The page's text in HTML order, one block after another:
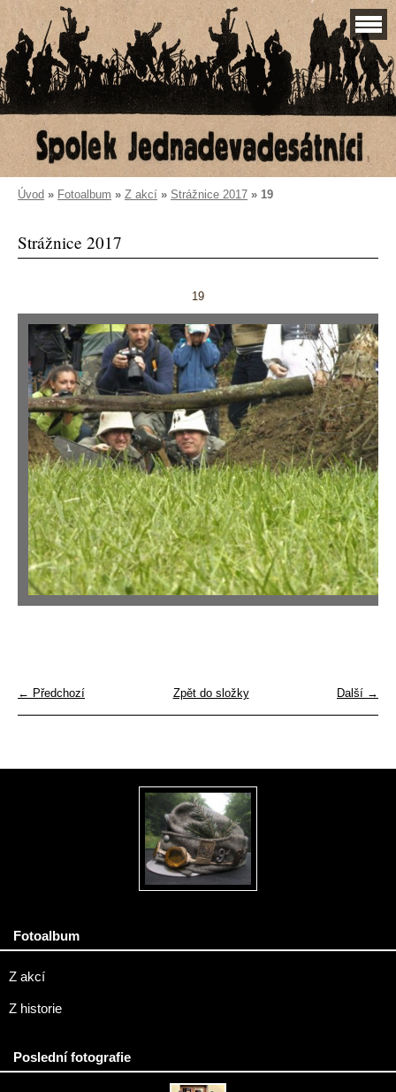
Úvod » Fotoalbum » Z akcí » Strážnice 2017 » 19
Strážnice 2017
19
← Předchozí Další →
Zpět do složky
Fotoalbum
Z akcí
Z historie
Poslední fotografie